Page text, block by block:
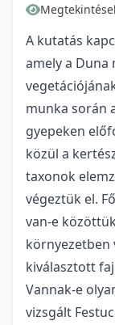
A kutatás
amely a
munka során
gyepeken
közül a
taxonok
végeztük el.
van-e
környezetben
kiválasztott
Vannak-e
vizsgált